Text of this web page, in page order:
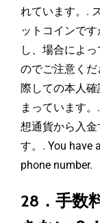
れています。.
ットコインで
し、場合によ
のでご注意く
際しての本人
まっています
想通貨から入
す。. You have
phone number.
28．手数